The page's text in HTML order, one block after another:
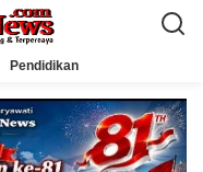
Pendidikan